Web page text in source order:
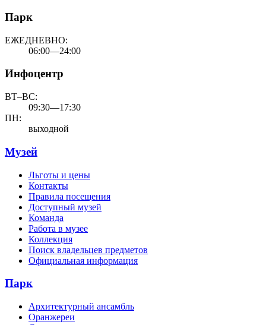
Парк
ЕЖЕДНЕВНО:
06:00—24:00
Инфоцентр
ВТ–ВС:
09:30—17:30
ПН:
выходной
Музей
Льготы и цены
Контакты
Правила посещения
Доступный музей
Команда
Работа в музее
Коллекция
Поиск владельцев предметов
Официальная информация
Парк
Архитектурный ансамбль
Оранжереи